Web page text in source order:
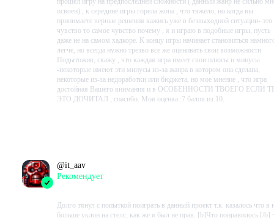
СНАРЯЖЕНИЯ МНОГО НЕ БЫВАЕТ
Чтобы справиться с поджидающими на каждом шагу опасностями,
вашим мутантам потребуется снаряжение — от шляп-цилиндров и
самодельных пращей до разгрузочных жилетов и высокомощных
винтовок. Представьте, что на вас несется разъяренный кабан-мутант
металлической броне с шипами и с мушкетоном наперевес — сразу
видна постчеловеческая эпоха, правда?
освоен) , к середине игры горела жопа , что тяжело, но когда вы
принимаете верные решения кажись уже в безвыходной ситуации- это
чувство то самое чувство почему , я и играю в подобные игры, пусть
даже не на самом хадкоре. К концу игры начинает становиться
легче, но всегда нужно трезво все же оценивать свои возможности
Подытожив, скажу , что каждая игра имеет свои плюсы и минусы
-некоторые имеют эти минусы из-за жанра в котором она сделана,
некоторые из-за недоработки или бюджета, но мое мнение , что игра
достойная Вашего внимания и в ОСОБЕННОСТИ ТВОЕГО ЕСЛИ
ЭТО ДОЧИТАЛ , спасибо. Моя оценка :7 балов из 10.
@it_aav
Рекомендует
Долго тянул с попыткой поиграть в данный проект т.к. казалось что в
больше уклон на стелс, как же я был не прав. [b]Что понравилось:[/b]